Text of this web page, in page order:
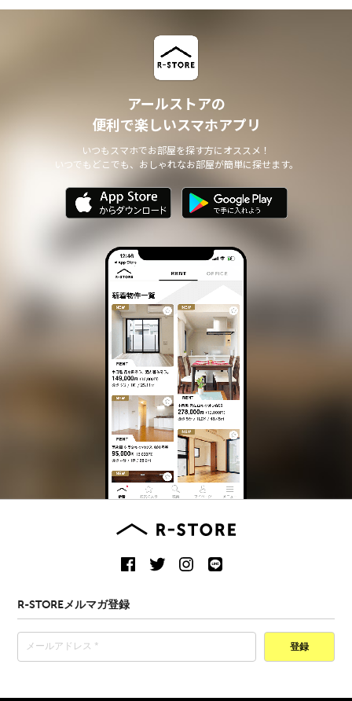
アールストアの
便利で楽しいスマホアプリ
いつもスマホでお部屋を探す方にオススメ！
いつでもどこでも、おしゃれなお部屋が簡単に探せます。
R-STOREメルマガ登録
登録